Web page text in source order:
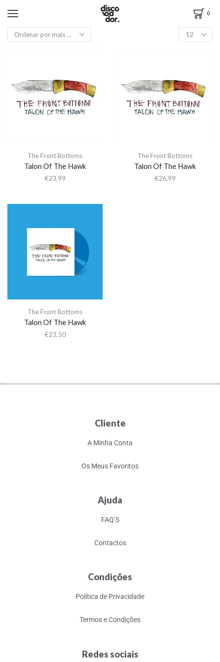
0
The Front Bottoms
Talon Of The Hawk
€23,99
The Front Bottoms
Talon Of The Hawk
€26,99
The Front Bottoms
Talon Of The Hawk
€23,50
Cliente
A Minha Conta
Os Meus Favoritos
Ajuda
FAQ’S
Contactos
Condições
Política de Privacidade
Termos e Condições
Redes sociais